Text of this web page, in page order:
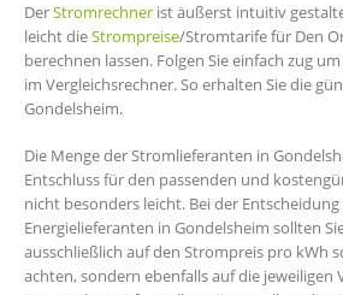
DerStromrechner ist äußerst intuitiv
leicht dieStrompreise/Stromtarife für Den
berechnen lassen. Folgen Sie einfach zug
im Vergleichsrechner. So erhalten Sie die
Gondelsheim.
Die Menge der Stromlieferanten in
Entschluss für den passenden und
nicht besonders leicht. Bei der
Energielieferanten in Gondelsheim sollten
ausschließlich auf den Strompreis pro kWh
achten, sondern ebenfalls auf die